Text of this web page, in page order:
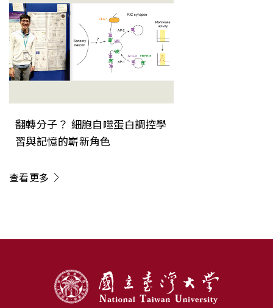
翻轉分子？ 細胞自噬蛋白調控學
習與記憶的嶄新角色
查看更多